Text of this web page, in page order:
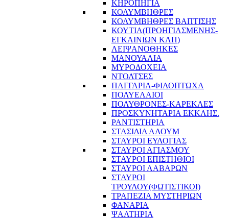
ΚΗΡΟΠΗΓΙΑ
ΚΟΛΥΜΒΗΘΡΕΣ
ΚΟΛΥΜΒΗΘΡΕΣ ΒΑΠΤΙΣΗΣ
ΚΟΥΤΙΑ(ΠΡΟΗΓΙΑΣΜΕΝΗΣ-
ΕΓΚΑΙΝΙΩΝ ΚΛΠ)
ΛΕΙΨΑΝΟΘΗΚΕΣ
ΜΑΝΟΥΑΛΙΑ
ΜΥΡΟΔΟΧΕΙΑ
ΝΤΟΛΤΣΕΣ
ΠΑΓΓΑΡΙΑ-ΦΙΛΟΠΤΩΧΑ
ΠΟΛΥΕΛΑΙΟΙ
ΠΟΛΥΘΡΟΝΕΣ-ΚΑΡΕΚΛΕΣ
ΠΡΟΣΚΥΝΗΤΑΡΙΑ ΕΚΚΛΗΣ.
ΡΑΝΤΙΣΤΗΡΙΑ
ΣΤΑΣΙΔΙΑ ΑΛΟΥΜ
ΣΤΑΥΡΟΙ ΕΥΛΟΓΙΑΣ
ΣΤΑΥΡΟΙ ΑΓΙΑΣΜΟΥ
ΣΤΑΥΡΟΙ ΕΠΙΣΤΗΘΙΟΙ
ΣΤΑΥΡΟΙ ΛΑΒΑΡΩΝ
ΣΤΑΥΡΟΙ
ΤΡΟΥΛΟΥ(ΦΩΤΙΣΤΙΚΟΙ)
ΤΡΑΠΕΖΙΑ ΜΥΣΤΗΡΙΩΝ
ΦΑΝΑΡΙΑ
ΨΑΛΤΗΡΙΑ